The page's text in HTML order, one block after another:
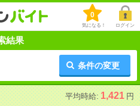
0
気になる！ ログイン
結果
条件の変更
平均時給: 1,421 円